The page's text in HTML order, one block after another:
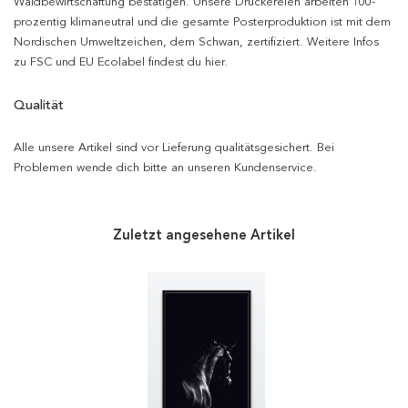
prozentig klimaneutral und die gesamte Posterproduktion ist mit dem
Nordischen Umweltzeichen, dem Schwan, zertifiziert. Weitere Infos
zu FSC und EU Ecolabel findest du hier.
Qualität
Alle unsere Artikel sind vor Lieferung qualitätsgesichert. Bei
Problemen wende dich bitte an unseren Kundenservice.
Zuletzt angesehene Artikel